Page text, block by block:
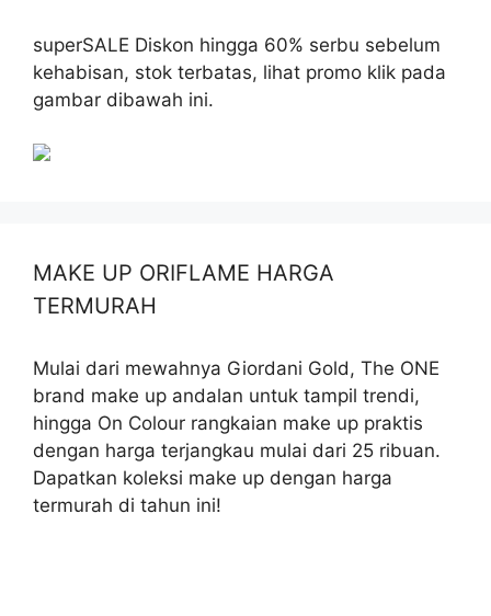
superSALE Diskon hingga 60% serbu sebelum
kehabisan, stok terbatas, lihat promo klik pada
gambar dibawah ini.
MAKE UP ORIFLAME HARGA
TERMURAH
Mulai dari mewahnya Giordani Gold, The ONE
brand make up andalan untuk tampil trendi,
hingga On Colour rangkaian make up praktis
dengan harga terjangkau mulai dari 25 ribuan.
Dapatkan koleksi make up dengan harga
termurah di tahun ini!